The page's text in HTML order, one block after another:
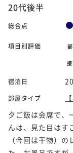
20代後半
総合点
項目別評価
宿泊日
部屋タイプ
夕ご飯は会席で、
んは、見た目はす
（今回は干物）